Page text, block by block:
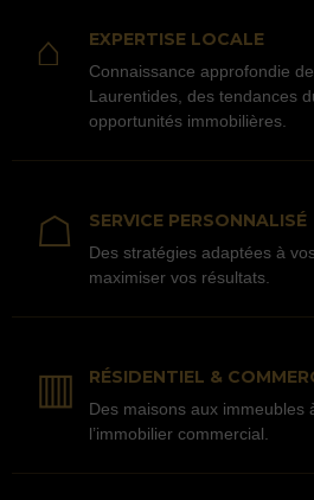
⌂ EXPERTISE LOCALE
Connaissance approfondie
Laurentides, des tendances
opportunités immobilières.
☖ SERVICE PERSONNALISÉ
Des stratégies adaptées à
maximiser vos résultats.
▥ RÉSIDENTIEL &
Des maisons aux immeubles
l’immobilier commercial.